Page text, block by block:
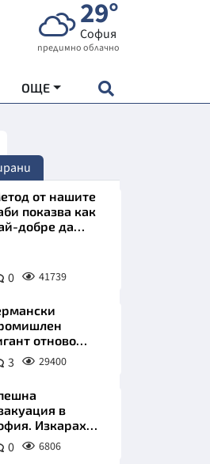
29°
София
предимно облачно
ОЩЕ
от нашите
показва как
добре да
0 41739
отново
наш
3 29400
в
Изкараха
на
0 6806